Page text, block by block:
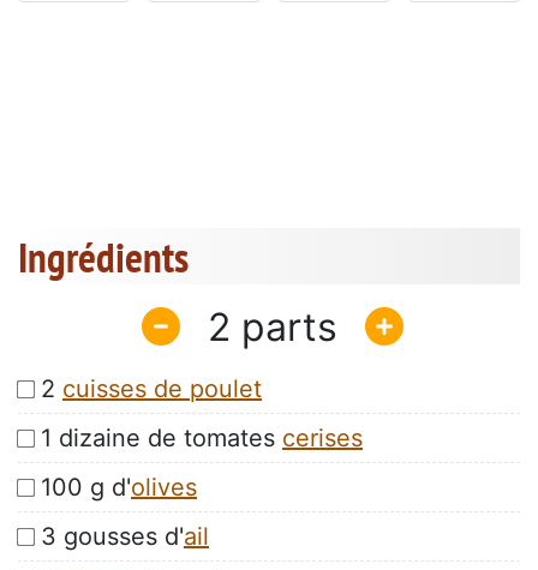
Ingrédients
2
2 cuisses de poulet
1 dizaine de tomates cerises
100 g d'olives
3 gousses d'ail